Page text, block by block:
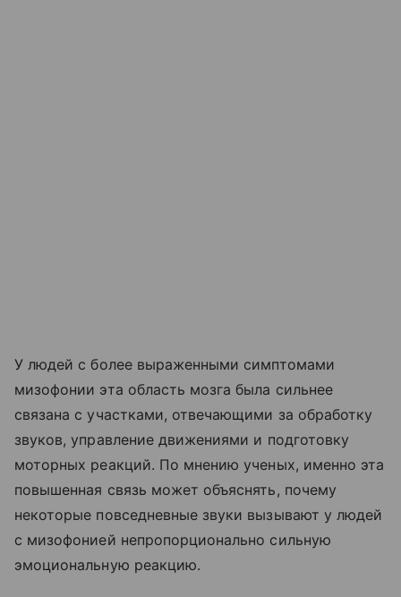
У людей с более выраженными симптомами
мизофонии эта область мозга была сильнее
связана с участками, отвечающими за обработку
звуков, управление движениями и подготовку
моторных реакций. По мнению ученых, именно эта
повышенная связь может объяснять, почему
некоторые повседневные звуки вызывают у людей
с мизофонией непропорционально сильную
эмоциональную реакцию.